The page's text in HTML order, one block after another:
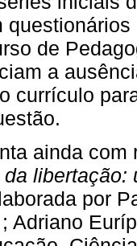
de
a
currículo
ainda
por
Adriano